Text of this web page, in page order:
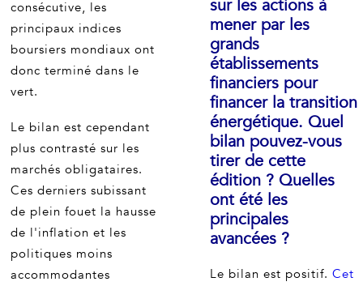
sur les actions à
mener par les
grands
établissements
financiers pour
financer la transition
énergétique. Quel
bilan pouvez-vous
tirer de cette
édition ? Quelles
ont été les
principales
avancées ?
Le bilan est positif. Cet
consécutive, les
principaux indices
boursiers mondiaux ont
donc terminé dans le
vert.
Le bilan est cependant
plus contrasté sur les
marchés obligataires.
Ces derniers subissant
de plein fouet la hausse
de l'inflation et les
politiques moins
accommodantes